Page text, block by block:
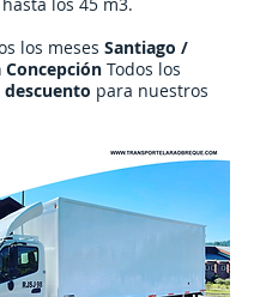
los meses Santiago /
Todos los
descuento para nuestros